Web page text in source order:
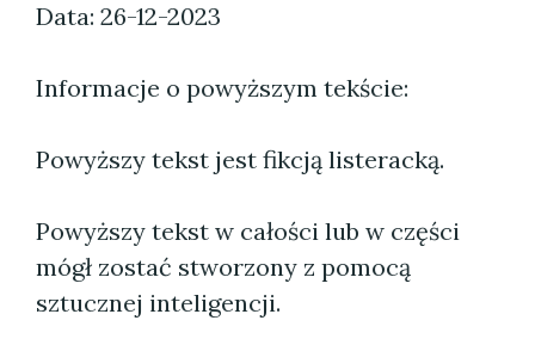
Data: 26-12-2023
Informacje o powyższym tekście:
Powyższy tekst jest fikcją listeracką.
Powyższy tekst w całości lub w części
mógł zostać stworzony z pomocą
sztucznej inteligencji.